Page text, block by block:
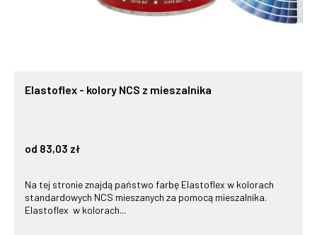
Elastoflex - kolory NCS z mieszalnika
od 83,03 zł
Na tej stronie znajdą państwo farbę Elastoflex w kolorach
standardowych NCS mieszanych za pomocą mieszalnika.
Elastoflex w kolorach...